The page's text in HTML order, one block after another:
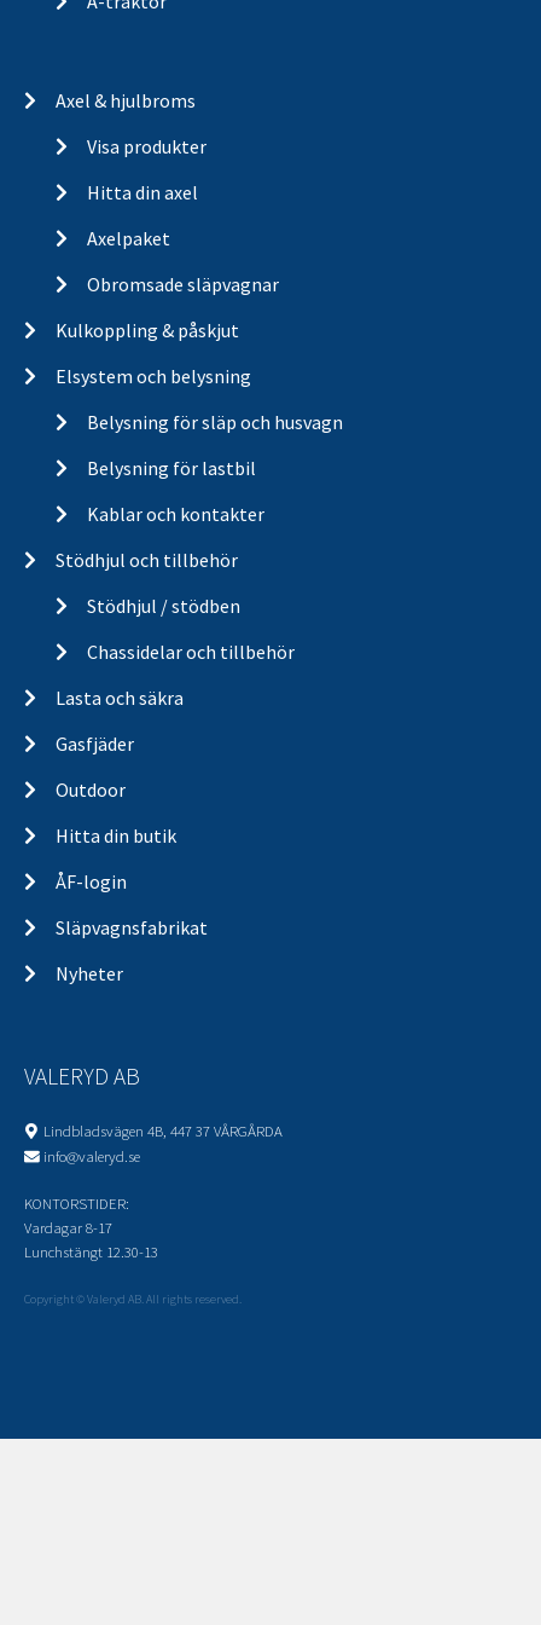
Axel & hjulbroms
Visa produkter
Hitta din axel
Axelpaket
Obromsade släpvagnar
Kulkoppling & påskjut
Elsystem och belysning
Belysning för släp och husvagn
Belysning för lastbil
Kablar och kontakter
Stödhjul och tillbehör
Stödhjul / stödben
Chassidelar och tillbehör
Lasta och säkra
Gasfjäder
Outdoor
Hitta din butik
ÅF-login
Släpvagnsfabrikat
Nyheter
VALERYD AB
Lindbladsvägen 4B, 447 37 VÅRGÅRDA
info@valeryd.se
KONTORSTIDER:
Vardagar 8-17
Lunchstängt 12.30-13
Copyright © Valeryd AB. All rights reserved.